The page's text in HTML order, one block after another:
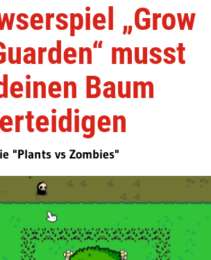
„Grow
musst
Baum
"Plants vs Zombies"